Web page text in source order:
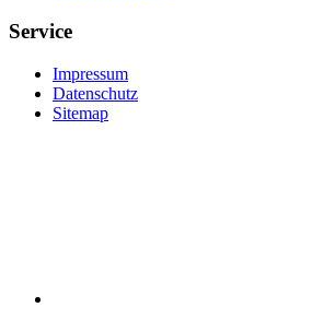
Service
Impressum
Datenschutz
Sitemap